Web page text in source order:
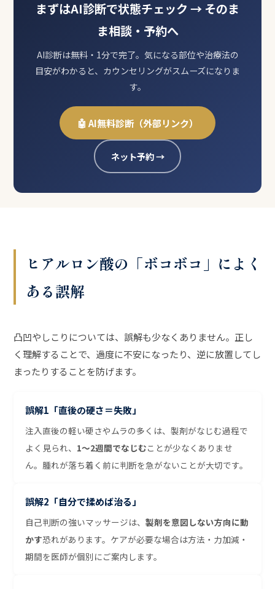
まずはAI診断で状態チェック → そのま
ま相談・予約へ
AI診断は無料・1分で完了。気になる部位や治療法の
目安がわかると、カウンセリングがスムーズになりま
す。
🤖 AI無料診断（外部リンク）
ネット予約 →
ヒアルロン酸の「ボコボコ」によく
ある誤解
凸凹やしこりについては、誤解も少なくありません。正し
く理解することで、過度に不安になったり、逆に放置してし
まったりすることを防げます。
誤解1「直後の硬さ＝失敗」
注入直後の軽い硬さやムラの多くは、製剤がなじむ過程で
よく見られ、 1〜2週間でなじむことが少なくありませ
ん。腫れが落ち着く前に判断を急がないことが大切です。
誤解2「自分で揉めば治る」
自己判断の強いマッサージは、製剤を意図しない方向に動
かす恐れがあります。ケアが必要な場合は方法・力加減・
期間を医師が個別にご案内します。